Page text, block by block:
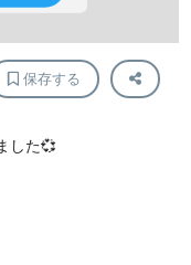
保存する
した💞